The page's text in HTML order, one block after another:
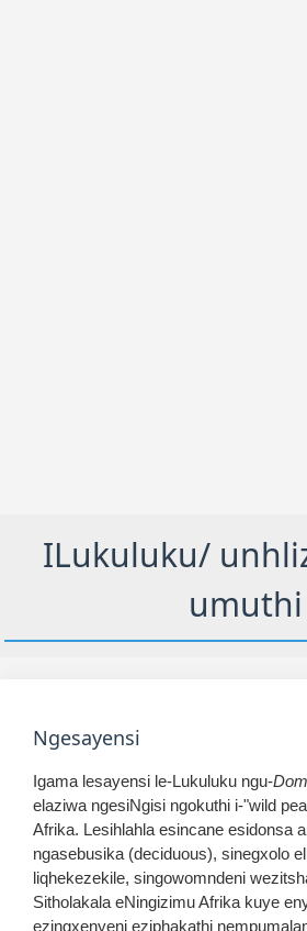
ILukuluku/
umuthi
Ngesayensi
Igama lesayensi le-Lukuluku ngu-
elaziwa ngesiNgisi ngokuthi i-"wild
Afrika. Lesihlahla esincane esidonsa
ngasebusika (deciduous), sinegxolo
liqhekezekile, singowomndeni
Sitholakala eNingizimu Afrika kuye
ezingxenyeni eziphakathi